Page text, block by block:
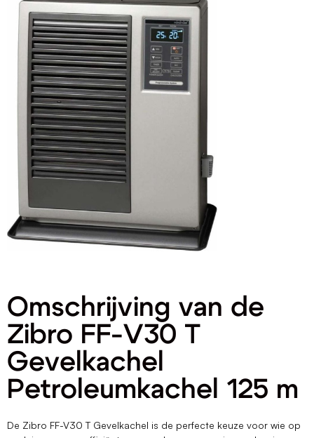
Omschrijving van de
Zibro FF-V30 T
Gevelkachel
Petroleumkachel 125 m
De Zibro FF-V30 T Gevelkachel is de perfecte keuze voor wie op